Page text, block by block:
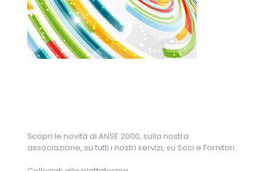
Scopri le novità di ANSE 2000, sulla nostra
associazione, su tutti i nostri servizi, su Soci e Fornitori.